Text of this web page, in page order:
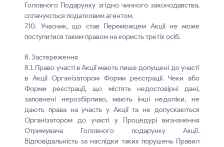
Головного Подарунку згідно чинного законодавства,
сплачуються податковим агентом.
7.10. Учасник, що став Переможцем Акції не може
поступитися таким правом на користь третіх осіб.
8. Застереження
8.1. Право участі в Акції мають лише допущені до участі
в Акції Організатором Форми реєстрації. Чеки або
Форми реєстрації, що містять недостовірні дані,
заповнені нерозбірливо, мають інші недоліки, не
дають права на участь у Акції та не допускаються
Організатором до участі у Процедурі визначення
Отримувача Головного подарунку Акції.
Відповідальність за наслідки таких порушень Правил